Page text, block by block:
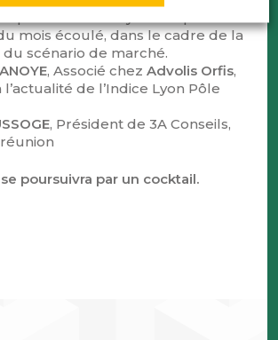
mois écoulé, dans le cadre de la
du scénario de marché.
, Associé chez Advolis Orfis,
de l’Indice Lyon Pôle
, Président de 3A Conseils,
poursuivra par un cocktail.